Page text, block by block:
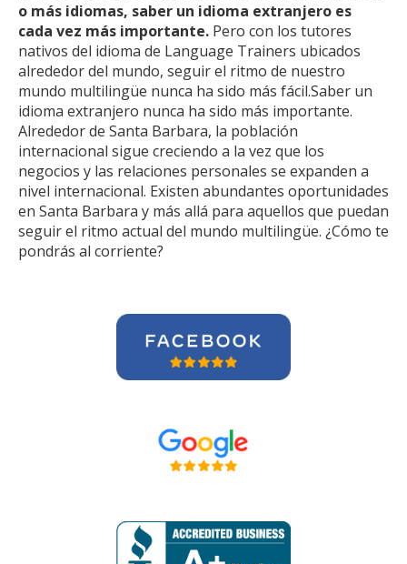
o más idiomas, saber un idioma extranjero es
cada vez más importante. Pero con los tutores
nativos del idioma de Language Trainers ubicados
alrededor del mundo, seguir el ritmo de nuestro
mundo multilingüe nunca ha sido más fácil.Saber un
idioma extranjero nunca ha sido más importante.
Alrededor de Santa Barbara, la población
internacional sigue creciendo a la vez que los
negocios y las relaciones personales se expanden a
nivel internacional. Existen abundantes oportunidades
en Santa Barbara y más allá para aquellos que puedan
seguir el ritmo actual del mundo multilingüe. ¿Cómo te
pondrás al corriente?